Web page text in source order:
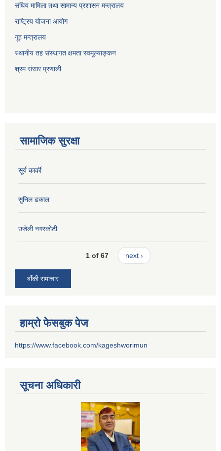
संघिय मामिला तथा सामान्य प्रशासन मन्त्रालय
राष्ट्रिय योजना आयोग
गूह मन्त्रालय
स्थानीय तह संस्थागत क्षमता स्वमूल्याङ्कन
श्रम संसार प्रणाली
सामाजिक सुरक्षा
सूर्य कार्की
सुनिल ढकाल
उजेली नगरकोटी
1 of 67 next ›
बाँकी समाचार
हाम्रो फेसबुक पेज
https://www.facebook.com/kageshworimun
सूचना अधिकारी